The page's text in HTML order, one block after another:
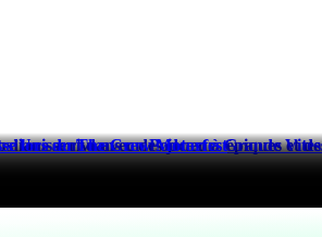
arrive avec des joueurs épiques et
dans un Podcast à Grande
lors du The Crew Motorfest